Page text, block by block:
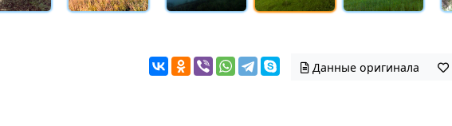
Данные оригинала